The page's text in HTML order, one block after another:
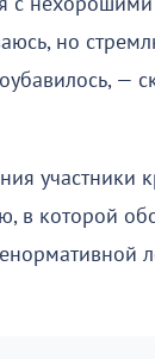
но
—
участники
в которой